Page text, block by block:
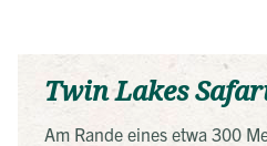
Twin Lakes
Am Rande eines etwa 300